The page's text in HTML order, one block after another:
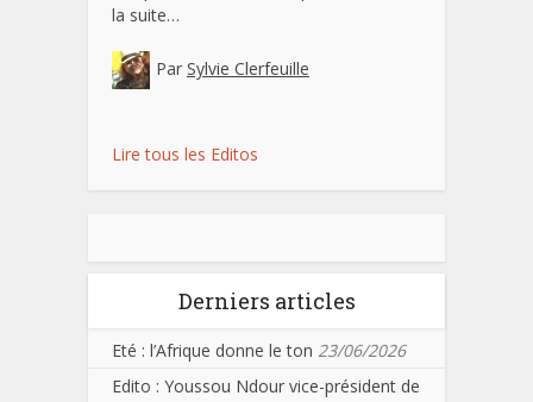
la suite…
Par Sylvie Clerfeuille
Lire tous les Editos
Derniers articles
Eté : l’Afrique donne le ton 23/06/2026
Edito : Youssou Ndour vice-président de